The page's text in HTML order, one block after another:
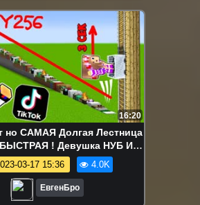
16:20
но САМАЯ Долгая Лестница
! Девушка НУБ И
Троллинг Minecraft
03-17 15:36 4.0K
ЕвгенБро